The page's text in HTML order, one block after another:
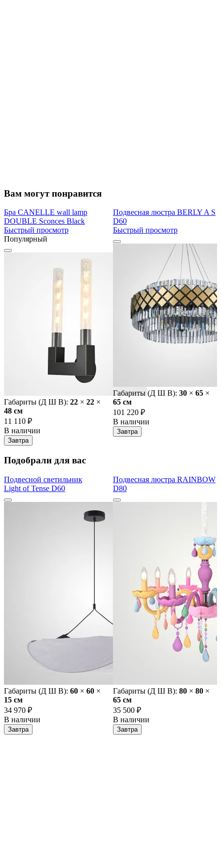
Вам могут понравится
Бра CANELLE wall lamp
DOUBLE Sconces Black
Быстрый просмотр
Популярный
Габариты (Д Ш В): 22 × 22 ×
48 cм
11 110 ₽
В наличии
Завтра
Подвесная люстра BERLY A S
D60
Быстрый просмотр
Габариты (Д Ш В): 30 × 65 ×
65 cм
101 220 ₽
В наличии
Завтра
Подобрали для вас
Подвесной светильник
Light of Tense D60
Габариты (Д Ш В): 60 × 60 ×
15 cм
34 970 ₽
В наличии
Завтра
Подвесная люстра RAINBOW
D80
Габариты (Д Ш В): 80 × 80 ×
65 cм
35 500 ₽
В наличии
Завтра